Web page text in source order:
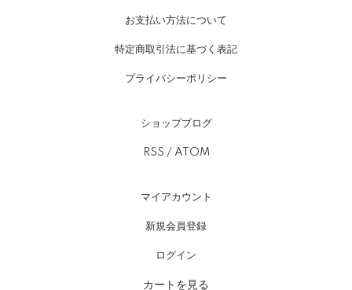
お支払い方法について
特定商取引法に基づく表記
プライバシーポリシー
ショップブログ
RSS / ATOM
マイアカウント
新規会員登録
ログイン
カートを見る